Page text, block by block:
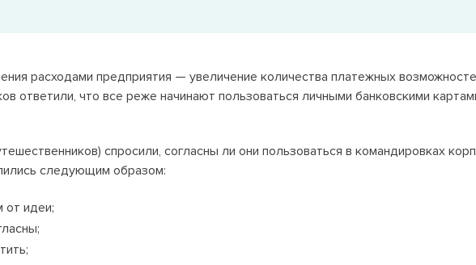
расходами предприятия — увеличение количества платежных
ответили, что все реже начинают пользоваться личными банковскими
спросили, согласны ли они пользоваться в командировках
следующим образом:
от идеи;